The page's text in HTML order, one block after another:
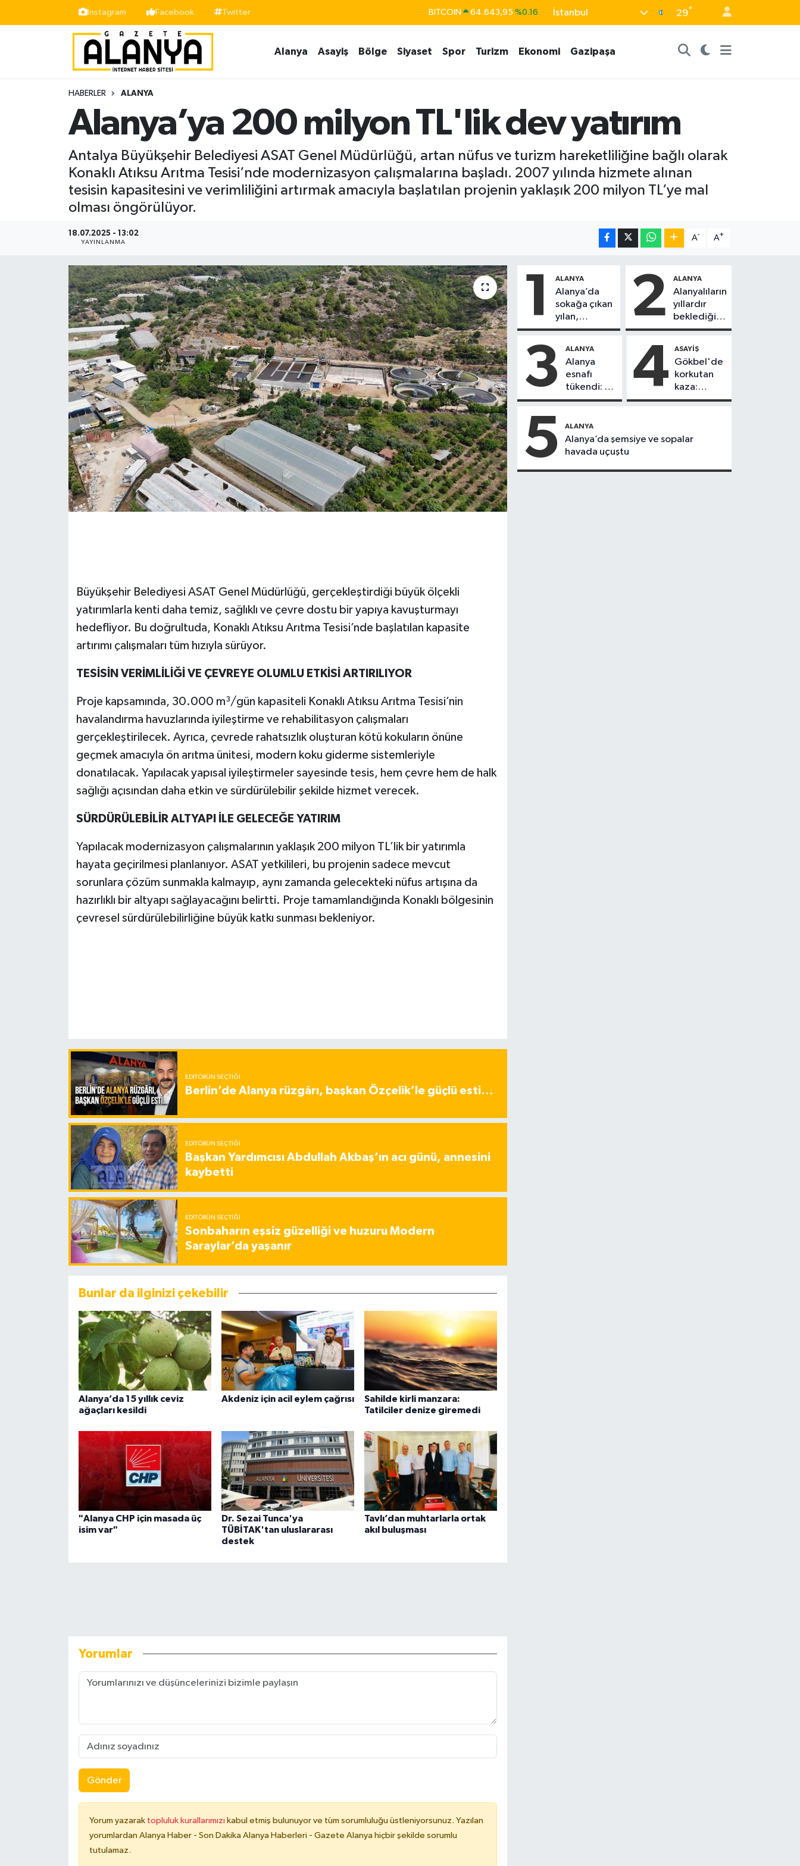
İnstagram Facebook Twitter
DOLAR 47,6704 %0
BİST100 %70
İstanbul 29°
Alanya Asayiş Bölge Siyaset Spor Turizm Ekonomi Gazipaşa
HABERLER ALANYA
Alanya’ya 200 milyon TL'lik dev yatırım
Antalya Büyükşehir Belediyesi ASAT Genel Müdürlüğü, artan nüfus ve turizm hareketliliğine bağlı olarak
Konaklı Atıksu Arıtma Tesisi’nde modernizasyon çalışmalarına başladı. 2007 yılında hizmete alınan
tesisin kapasitesini ve verimliliğini artırmak amacıyla başlatılan projenin yaklaşık 200 milyon TL’ye mal
olması öngörülüyor.
18.07.2025 - 13:02
YAYINLANMA
A- A+
Büyükşehir Belediyesi ASAT Genel Müdürlüğü, gerçekleştirdiği büyük ölçekli
yatırımlarla kenti daha temiz, sağlıklı ve çevre dostu bir yapıya kavuşturmayı
hedefliyor. Bu doğrultuda, Konaklı Atıksu Arıtma Tesisi’nde başlatılan kapasite
artırımı çalışmaları tüm hızıyla sürüyor.
TESİSİN VERİMLİLİĞİ VE ÇEVREYE OLUMLU ETKİSİ ARTIRILIYOR
Proje kapsamında, 30.000 m³/gün kapasiteli Konaklı Atıksu Arıtma Tesisi’nin
havalandırma havuzlarında iyileştirme ve rehabilitasyon çalışmaları
gerçekleştirilecek. Ayrıca, çevrede rahatsızlık oluşturan kötü kokuların önüne
geçmek amacıyla ön arıtma ünitesi, modern koku giderme sistemleriyle
donatılacak. Yapılacak yapısal iyileştirmeler sayesinde tesis, hem çevre hem de halk
sağlığı açısından daha etkin ve sürdürülebilir şekilde hizmet verecek.
SÜRDÜRÜLEBİLİR ALTYAPI İLE GELECEĞE YATIRIM
Yapılacak modernizasyon çalışmalarının yaklaşık 200 milyon TL’lik bir yatırımla
hayata geçirilmesi planlanıyor. ASAT yetkilileri, bu projenin sadece mevcut
sorunlara çözüm sunmakla kalmayıp, aynı zamanda gelecekteki nüfus artışına da
hazırlıklı bir altyapı sağlayacağını belirtti. Proje tamamlandığında Konaklı bölgesinin
çevresel sürdürülebilirliğine büyük katkı sunması bekleniyor.
EDITÖRÜN SEÇTIĞI
Berlin’de Alanya rüzgârı, başkan Özçelik’le güçlü esti…
EDITÖRÜN SEÇTIĞI
Başkan Yardımcısı Abdullah Akbaş’ın acı günü, annesini
kaybetti
EDITÖRÜN SEÇTIĞI
Sonbaharın eşsiz güzelliği ve huzuru Modern
Saraylar’da yaşanır
Bunlar da ilginizi çekebilir
Alanya’da 15 yıllık ceviz
ağaçları kesildi
Akdeniz için acil eylem çağrısı
Sahilde kirli manzara:
Tatilciler denize giremedi
"Alanya CHP için masada üç
isim var"
Dr. Sezai Tunca'ya
TÜBİTAK'tan uluslararası
destek
Tavlı’dan muhtarlarla ortak
akıl buluşması
Yorumlar
Gönder
Yorum yazarak topluluk kurallarımızı kabul etmiş bulunuyor ve tüm sorumluluğu üstleniyorsunuz. Yazılan
yorumlardan Alanya Haber - Son Dakika Alanya Haberleri - Gazete Alanya hiçbir şekilde sorumlu
tutulamaz.
1 ALANYA
Alanya’da
sokağa çıkan
yılan,
vatandaşı
2 ALANYA
Alanyalıların
yıllardır
beklediği
yol askıdan
3 ALANYA
Alanya
esnafı
tükendi: 1
ayda 150
kapandı
4 ASAYIŞ
Gökbel'de
korkutan
kaza:
Başkanın
çarptı
5 ALANYA
Alanya’da şemsiye ve sopalar
havada uçuştu
Siyaset
İstanbul Nöbetçi Eczaneler
İstanbul Hava Durumu
Süper Lig Puan Durumu ve Fikstür
Tüm Manşetler
Son Dakika Haberleri